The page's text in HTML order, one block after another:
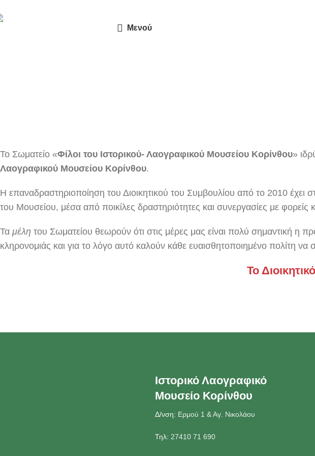
Μενού
Το Σωματείο «Φίλοι του Ιστορικού- Λαογραφικού Μουσείου Κορίνθου»
Λαογραφικού Μουσείου Κορίνθου.
Η επαναδραστηριοποίηση του Διοικητικού του Συμβουλίου από το 2010 έχει
του Μουσείου, μέσα από ποικίλες δραστηριότητες και συνεργασίες με φορείς
Τα μέλη του Σωματείου θεωρούν ότι στις μέρες μας είναι πολύ σημαντική η
κληρονομιάς και για το λόγο αυτό καλούν κάθε ευαισθητοποιημένο πολίτη να
Το
Ιστορικό Λαογραφικό
Μουσείο Κορίνθου
Δ/νση: Ερμού 1 & Αγ. Νικολάου
Τηλ: 27410 71 690